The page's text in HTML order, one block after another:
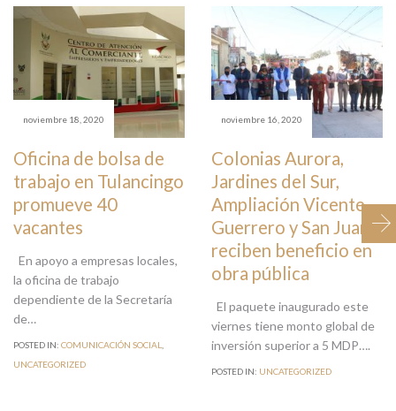
noviembre 18, 2020
Oficina de bolsa de
trabajo en Tulancingo
promueve 40
vacantes
En apoyo a empresas locales,
la oficina de trabajo
dependiente de la Secretaría
de…
POSTED IN: COMUNICACIÓN SOCIAL
UNCATEGORIZED
noviembre 16, 2020
Colonias Aurora,
Jardines del Sur,
Ampliación Vicente
Guerrero y San Juan
reciben beneficio en
obra pública
El paquete inaugurado este
viernes tiene monto global de
inversión superior a 5 MDP….
POSTED IN: UNCATEGORIZED